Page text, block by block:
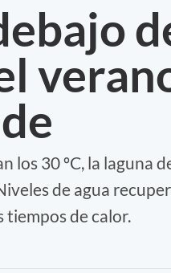
los 30 ºC, la laguna
de agua
tiempos de calor.